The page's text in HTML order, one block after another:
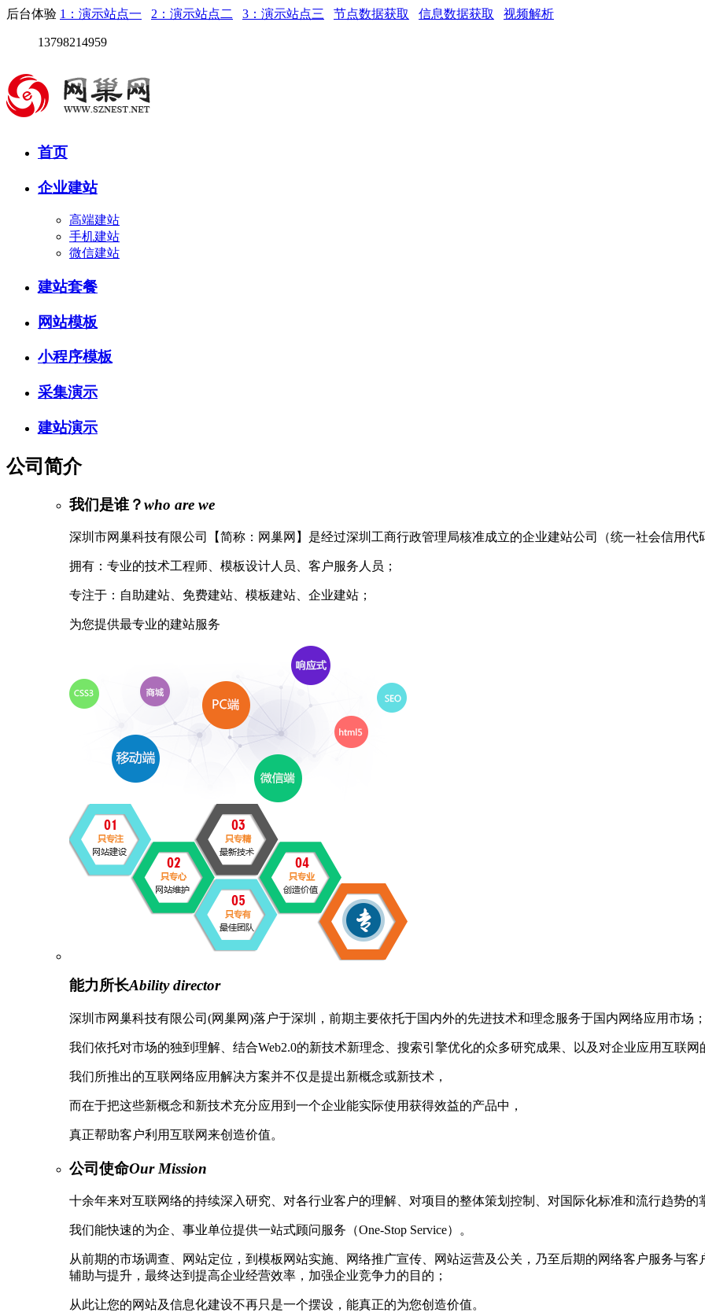
后台体验 1：演示站点一 2：演示站点二 3：演示站点三 节点数据获取 信息数据获取 视频解析
13798214959
首页
企业建站
高端建站
手机建站
微信建站
建站套餐
网站模板
小程序模板
采集演示
建站演示
公司简介
我们是谁？who are we
深圳市网巢科技有限公司【简称：网巢网】是经过深圳工商行政管理局核准成立的企业建站公司（统一社会信用代码
拥有：专业的技术工程师、模板设计人员、客户服务人员；
专注于：自助建站、免费建站、模板建站、企业建站；
为您提供最专业的建站服务
能力所长Ability director
深圳市网巢科技有限公司(网巢网)落户于深圳，前期主要依托于国内外的先进技术和理念服务于国内网络应用市场；
我们依托对市场的独到理解、结合Web2.0的新技术新理念、搜索引擎优化的众多研究成果、以及对企业应用互联网
我们所推出的互联网络应用解决方案并不仅是提出新概念或新技术，
而在于把这些新概念和新技术充分应用到一个企业能实际使用获得效益的产品中，
真正帮助客户利用互联网来创造价值。
公司使命Our Mission
十余年来对互联网络的持续深入研究、对各行业客户的理解、对项目的整体策划控制、对国际化标准和流行趋势
我们能快速的为企、事业单位提供一站式顾问服务（One-Stop Service）。
从前期的市场调查、网站定位，到模板网站实施、网络推广宣传、网站运营及公关，乃至后期的网络客户服务与
辅助与提升，最终达到提高企业经营效率，加强企业竞争力的目的；
从此让您的网站及信息化建设不再只是一个摆设，能真正的为您创造价值。